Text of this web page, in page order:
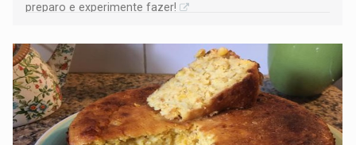
preparo e experimente fazer!